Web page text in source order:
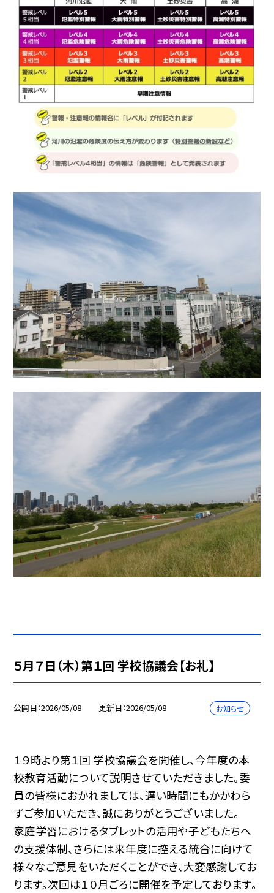
５月７日（木）第１回 学校協議会【お礼】
公開日 2026/05/08 更新日 2026/05/08 お知らせ
１９時より第１回 学校協議会を開催し、今年度の本
校教育活動について説明させていただきました。委
員の皆様におかれましては、遅い時間にもかかわら
ずご参加いただき、誠にありがとうございました。
家庭学習におけるタブレットの活用や子どもたちへ
の支援体制、さらには来年度に控える統合に向けて
様々なご意見をいただくことができ、大変感謝してお
ります。次回は１０月ごろに開催を予定しております。